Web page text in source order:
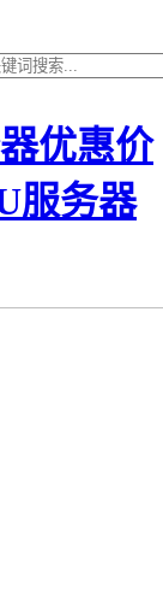
优惠价
服务器